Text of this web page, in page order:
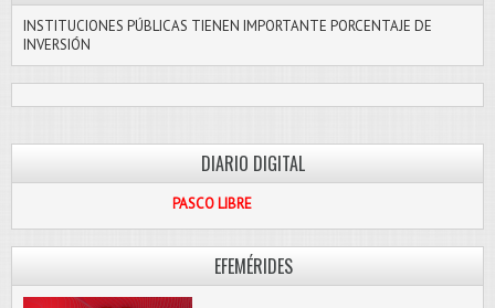
INSTITUCIONES PÚBLICAS TIENEN IMPORTANTE PORCENTAJE DE
INVERSIÓN
DIARIO DIGITAL
PASCO LIBRE
EFEMÉRIDES